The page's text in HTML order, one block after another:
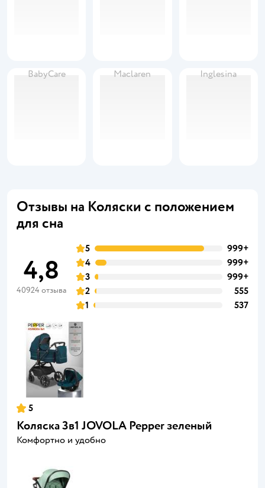
BabyCare Maclaren Inglesina
Отзывы на Коляски с положением
для сна
4,8
40924 отзыва
5
999+
4
999+
3
999+
2
555
1
537
5
Коляска 3в1 JOVOLA Pepper зеленый
Комфортно и удобно